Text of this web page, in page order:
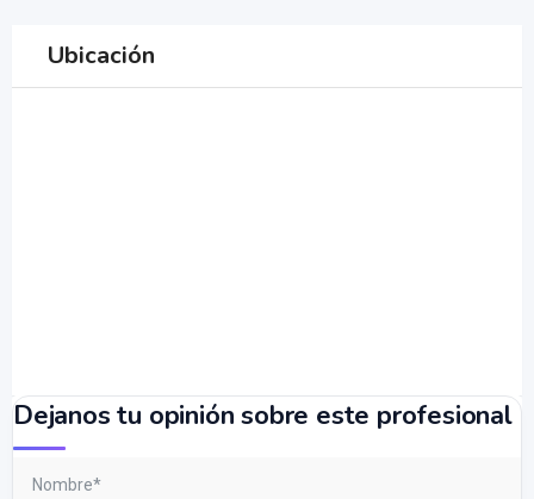
Ubicación
Dejanos tu opinión sobre este profesional